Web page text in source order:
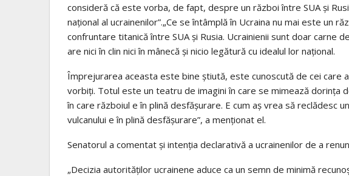
consideră că este vorba, de fapt, despre un război între SUA și
național al ucrainenilor”.„Ce se întâmplă în Ucraina nu mai este un
confruntare titanică între SUA și Rusia. Ucrainienii sunt doar carne
are nici în clin nici în mânecă și nicio legătură cu idealul lor național.
Împrejurarea aceasta este bine știută, este cunoscută de cei care
vorbiți. Totul este un teatru de imagini în care se mimează dorința
în care războiul e în plină desfășurare. E cum aș vrea să reclădesc
vulcanului e în plină desfășurare”, a menționat el.
Senatorul a comentat și intenția declarativă a ucrainenilor de a
„Decizia autorităților ucrainene aduce ca un semn de minimă